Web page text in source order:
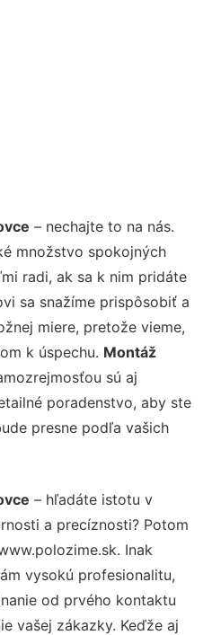
– nechajte to na nás.
množstvo spokojných
radi, ak sa k nim pridáte
sa snažíme prispôsobiť a
miere, pretože vieme,
k úspechu. Montáž
sú aj
poradenstvo, aby ste
presne podľa vašich
– hľadáte istotu v
a precíznosti? Potom
Inak
vysokú profesionalitu,
od prvého kontaktu
vašej zákazky. Keďže aj